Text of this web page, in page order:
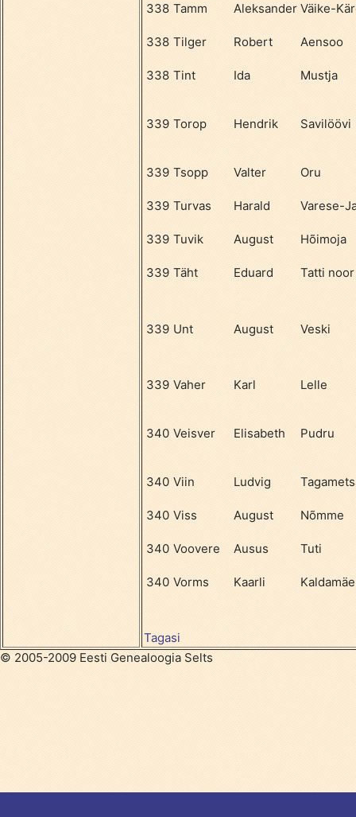
338 Tamm Aleksander Väike-
338 Tilger Robert Aensoo
338 Tint Ida Mustja
339 Torop Hendrik Savilöövi
339 Tsopp Valter Oru
339 Turvas Harald Varese-
339 Tuvik August Hõimoja
339 Täht Eduard Tatti
339 Unt August Veski
339 Vaher Karl Lelle
340 Veisver Elisabeth Pudru
340 Viin Ludvig
340 Viss August Nõmme
340 Voovere Ausus Tuti
340 Vorms Kaarli Kaldamäe
Tagasi
© 2005-2009 Eesti Genealoogia Selts